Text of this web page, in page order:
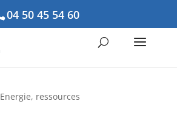
04 50 45 54 60
Energie, ressources